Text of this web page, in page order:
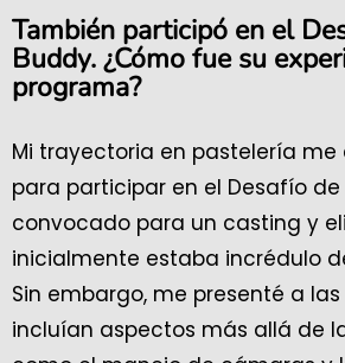
También participó en el
Buddy. ¿Cómo fue su
programa?
Mi trayectoria en pastelería me
para participar en el Desafío de
convocado para un casting y
inicialmente estaba incrédulo
Sin embargo, me presenté a
incluían aspectos más allá de